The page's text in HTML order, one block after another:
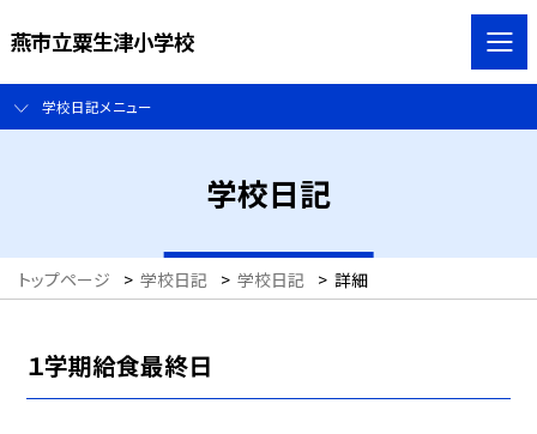
燕市立粟生津小学校
学校日記メニュー
学校日記
トップページ > 学校日記 > 学校日記 > 詳細
１学期給食最終日